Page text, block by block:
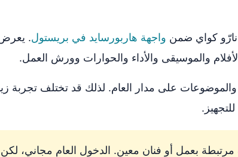
نارّو كواي ضمن واجهة هاربورسايد في بريستول. يعرض
والموسيقى والأداء والحوارات وورش العمل.
على مدار العام. لذلك قد تختلف تجربة
مرتبطة بعمل أو فنان معين. الدخول العام مجاني،